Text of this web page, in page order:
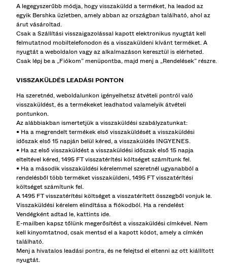
A legegyszerűbb módja, hogy visszaküldd a terméket, ha leadod az
egyik Bershka üzletben, amely abban az országban található, ahol az
árut vásároltad.
Csak a Szállítási visszaigazolással kapott elektronikus nyugtát kell
felmutatnod mobiltelefonodon és a visszaküldeni kívánt terméket. A
nyugtát a weboldalon vagy az alkalmazáson keresztül is elérheted.
Csak lépj be a „Fiókom” menüpontba, majd menj a „Rendelések” részre.
VISSZAKÜLDÉS LEADÁSI PONTON
Ha szeretnéd, weboldalunkon igényelhetsz átvételi pontról való
visszaküldést, és a termékeket leadhatod valamelyik átvételi
pontunkon.
Az alábbiakban ismertetjük a visszaküldési szabályzatunkat:
• Ha a megrendelt termékek első visszaküldését a visszaküldési
időszak első 15 napján belül kéred, a visszaküldés INGYENES.
• Ha az első visszaküldést a visszaküldési időszak első 15 napja
elteltével kéred, 1495 FT visszatérítési költséget számítunk fel.
• Ha a második visszaküldési kérelemmel szeretnél ugyanabból a
rendelésből több terméket visszaküldeni, 1495 FT visszatérítési
költséget számítunk fel.
A 1495 FT visszatérítési költséget a visszatérített összegből vonjuk le.
Visszaküldési kérelem elindítása a fiókodból. Ha a rendelést
Vendégként adtad le, kattints ide.
E-mailben kapsz tőlünk megerősítést a visszaküldési címkével. Nem
kell kinyomtatnod, csak mentsd el a kapott kódot, amely a címkén
található.
Menj a hivatalos leadási pontra, és ne felejtsd el eltenni az ott kiállított
nyugtát.
PÓLÓK ÉS PÓLÓINGEK
NADRÁGOK
FARMEREK
BERMUDÁK
PULÓVEREK
INGEK
PULÓVEREK ÉS KARDIGÁNOK
TWIN SETS
FÜRDŐRUHÁK
CIPŐK
KIEGÉSZÍTŐK
TERMÉKEK
SELLERS